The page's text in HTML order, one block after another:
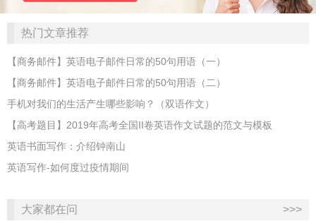
热门文章推荐
【商务邮件】英语电子邮件日常的50句用语（一）
【商务邮件】英语电子邮件日常的50句用语（二）
手机对我们的生活产生哪些影响？（双语作文）
【高考题目】2019年高考全国II卷英语作文试题的范文与模板
英语书面写作：介绍钟南山
英语写作-如何度过疫情期间
大家都在问 >>>